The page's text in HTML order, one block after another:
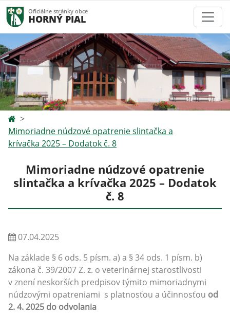
Oficiálne stránky obce
HORNÝ PIAL
Mimoriadne núdzové opatrenie slintačka a
krívačka 2025 – Dodatok č. 8
Mimoriadne núdzové opatrenie
slintačka a krívačka 2025 – Dodatok
č. 8
07.04.2025
Na základe § 6 ods. 5 písm. a) a § 34 ods. 1 písm. b)
zákona č. 39/2007 Z. z. o veterinárnej starostlivosti
v znení neskorších predpisov týmito mimoriadnymi
núdzovými opatreniami s platnosťou a účinnosťou od
2. 4. 2025 do odvolania